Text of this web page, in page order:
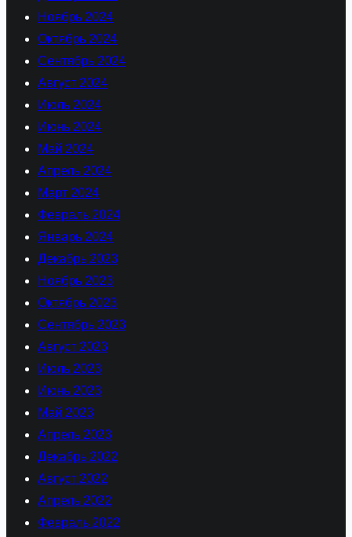
Ноябрь 2024
Октябрь 2024
Сентябрь 2024
Август 2024
Июль 2024
Июнь 2024
Май 2024
Апрель 2024
Март 2024
Февраль 2024
Январь 2024
Декабрь 2023
Ноябрь 2023
Октябрь 2023
Сентябрь 2023
Август 2023
Июль 2023
Июнь 2023
Май 2023
Апрель 2023
Декабрь 2022
Август 2022
Апрель 2022
Февраль 2022